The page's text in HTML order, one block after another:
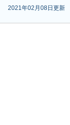
2021年02月08日更新